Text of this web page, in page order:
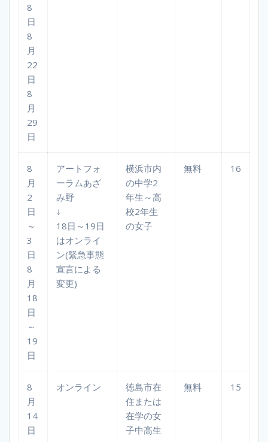
8
日
8
月
22
日
8
月
29
日
8
月
2
日
～
3
日
8
月
18
日
～
19
日
アートフォ
ーラムあざ
み野
↓
18日～19日
はオンライ
ン(緊急事態
宣言による
変更)
横浜市内
の中学2
年生～高
校2年生
の女子
無料 16
8
月
14
日
オンライン
徳島市在
住または
在学の女
子中高生
無料 15